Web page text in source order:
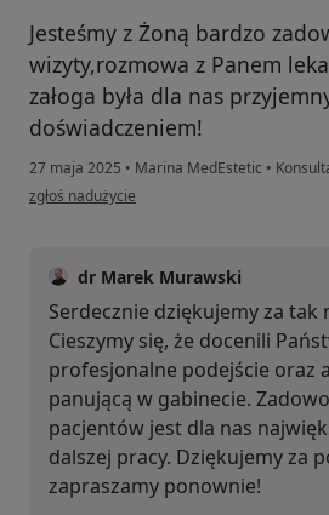
Jesteśmy z Żoną bardzo
wizyty,rozmowa z Panem
załoga była dla nas
doświadczeniem!
27 maja 2025 • Marina MedEstetic •
w opinii użytkownika Wioletta Haluszczak
zgłoś nadużycie
dr Marek Murawski
Serdecznie dziękujemy za tak
Cieszymy się, że docenili
profesjonalne podejście oraz
panującą w gabinecie.
pacjentów jest dla nas
dalszej pracy. Dziękujemy za
zapraszamy ponownie!